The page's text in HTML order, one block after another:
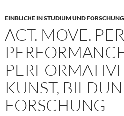
EINBLICKE IN STUDIUM UND FORSCHUNG
ACT. MOVE.
KUNST,
FORSCHUNG